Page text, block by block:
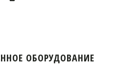
ОБОРУДОВАНИЕ